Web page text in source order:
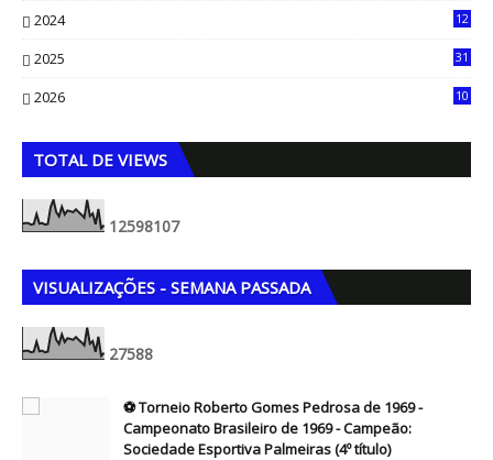
2024
12
2025
31
2026
10
TOTAL DE VIEWS
12598107
VISUALIZAÇÕES - SEMANA PASSADA
27588
⚽ Torneio Roberto Gomes Pedrosa de 1969 -
Campeonato Brasileiro de 1969 - Campeão:
Sociedade Esportiva Palmeiras (4º título)